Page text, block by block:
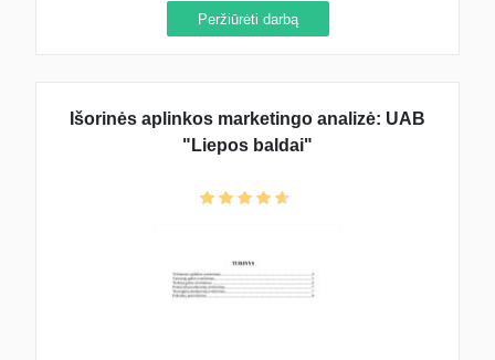
Peržiūrėti darbą
Išorinės aplinkos marketingo analizė: UAB
"Liepos baldai"